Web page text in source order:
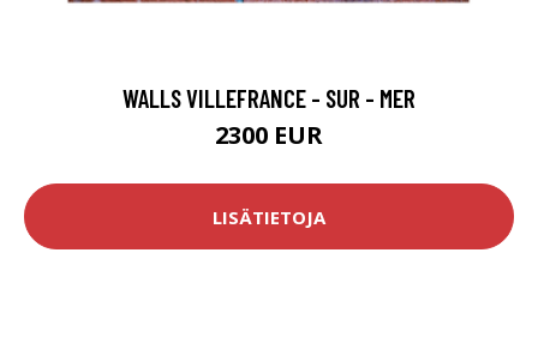
WALLS VILLEFRANCE - SUR - MER
2300 EUR
LISÄTIETOJA